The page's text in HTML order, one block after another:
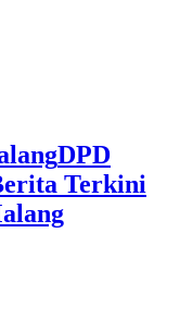
DPD
Terkini